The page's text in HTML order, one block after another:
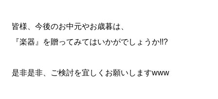
皆様、今後のお中元やお歳暮は、
『楽器』を贈ってみてはいかがでしょうか!!?
是非是非、ご検討を宜しくお願いしますwww